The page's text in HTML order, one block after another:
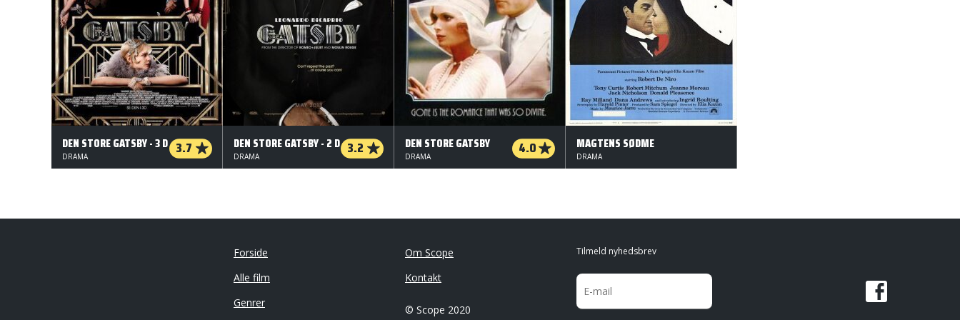
DEN STORE GATSBY - 3 D 3.7
DRAMA
DEN STORE GATSBY - 2 D 3.2
DRAMA
DEN STORE GATSBY 4.0
DRAMA
MAGTENS SØDME
DRAMA
Forside
Alle film
Genrer
Om Scope
Kontakt
© Scope 2020
Tilmeld nyhedsbrev